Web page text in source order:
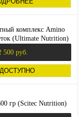
комплекс Amino
(Ultimate Nutrition)
500 руб.
гр (Scitec Nutrition)